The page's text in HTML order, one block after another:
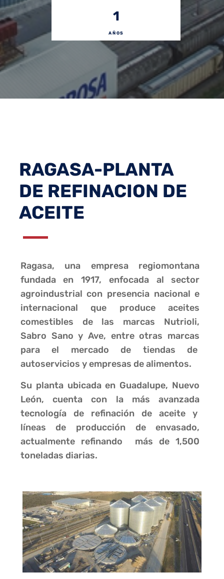
1
AÑOS
RAGASA-PLANTA
DE REFINACION DE
ACEITE
Ragasa, una empresa regiomontana
fundada en 1917, enfocada al sector
agroindustrial con presencia nacional e
internacional que produce aceites
comestibles de las marcas Nutrioli,
Sabro Sano y Ave, entre otras marcas
para el mercado de tiendas de
autoservicios y empresas de alimentos.
Su planta ubicada en Guadalupe, Nuevo
León, cuenta con la más avanzada
tecnología de refinación de aceite y
líneas de producción de envasado,
actualmente refinando más de 1,500
toneladas diarias.